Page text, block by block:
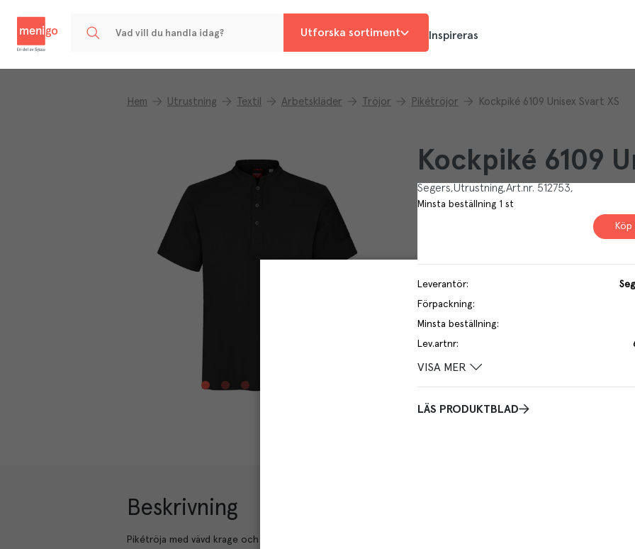
Utforska sortiment Inspireras
Hem Utrustning Textil Arbetskläder Tröjor Pikétröjor Kockpiké 6109 Unisex Svart XS
Kockpiké 6109
Segers Utrustning Art.nr. 512753
Minsta beställning 1 st
Köp
Leverantör:
Förpackning:
Minsta beställning:
Lev.artnr:
VISA MER
LÄS PRODUKTBLAD
Beskrivning
Pikétröja med vävd krage och detaljer, passar i köket och även servering. Unisexmodell med